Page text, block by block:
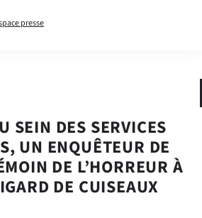
presse
SEIN DES SERVICES
UN ENQUÊTEUR DE
DE L’HORREUR À
DE CUISEAUX